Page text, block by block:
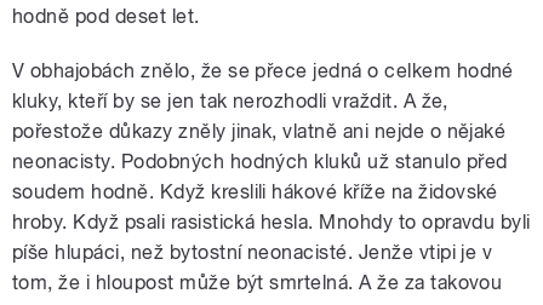
hodně pod deset let.
V obhajobách znělo, že se přece jedná o celkem hodné
kluky, kteří by se jen tak nerozhodli vraždit. A že,
pořestože důkazy zněly jinak, vlatně ani nejde o nějaké
neonacisty. Podobných hodných kluků už stanulo před
soudem hodně. Když kreslili hákové kříže na židovské
hroby. Když psali rasistická hesla. Mnohdy to opravdu byli
píše hlupáci, než bytostní neonacisté. Jenže vtipi je v
tom, že i hloupost může být smrtelná. A že za takovou